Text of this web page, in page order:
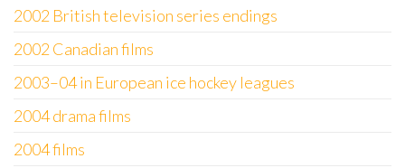
2002 British television series endings
2002 Canadian films
2003–04 in European ice hockey leagues
2004 drama films
2004 films